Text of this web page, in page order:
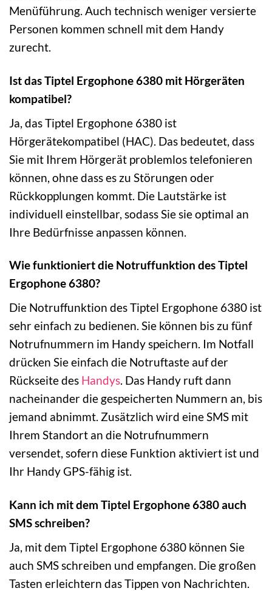
Menüführung. Auch technisch weniger versierte
Personen kommen schnell mit dem Handy
zurecht.
Ist das Tiptel Ergophone 6380 mit Hörgeräten
kompatibel?
Ja, das Tiptel Ergophone 6380 ist
Hörgerätekompatibel (HAC). Das bedeutet, dass
Sie mit Ihrem Hörgerät problemlos telefonieren
können, ohne dass es zu Störungen oder
Rückkopplungen kommt. Die Lautstärke ist
individuell einstellbar, sodass Sie sie optimal an
Ihre Bedürfnisse anpassen können.
Wie funktioniert die Notruffunktion des Tiptel
Ergophone 6380?
Die Notruffunktion des Tiptel Ergophone 6380 ist
sehr einfach zu bedienen. Sie können bis zu fünf
Notrufnummern im Handy speichern. Im Notfall
drücken Sie einfach die Notruftaste auf der
Rückseite des Handys. Das Handy ruft dann
nacheinander die gespeicherten Nummern an, bis
jemand abnimmt. Zusätzlich wird eine SMS mit
Ihrem Standort an die Notrufnummern
versendet, sofern diese Funktion aktiviert ist und
Ihr Handy GPS-fähig ist.
Kann ich mit dem Tiptel Ergophone 6380 auch
SMS schreiben?
Ja, mit dem Tiptel Ergophone 6380 können Sie
auch SMS schreiben und empfangen. Die großen
Tasten erleichtern das Tippen von Nachrichten.